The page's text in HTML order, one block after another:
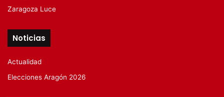
Zaragoza Luce
Noticias
Actualidad
Elecciones Aragón 2026